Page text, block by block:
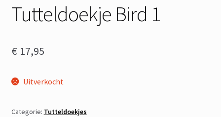
Tutteldoekje Bird 1
€ 17,95
Uitverkocht
Categorie: Tutteldoekjes